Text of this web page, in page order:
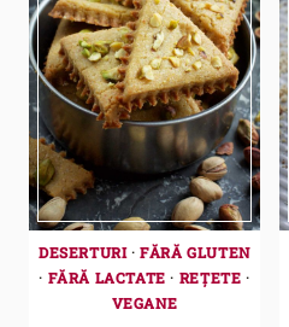
DESERTURI·FĂRĂ GLUTEN
· FĂRĂ LACTATE · REȚETE ·
VEGANE